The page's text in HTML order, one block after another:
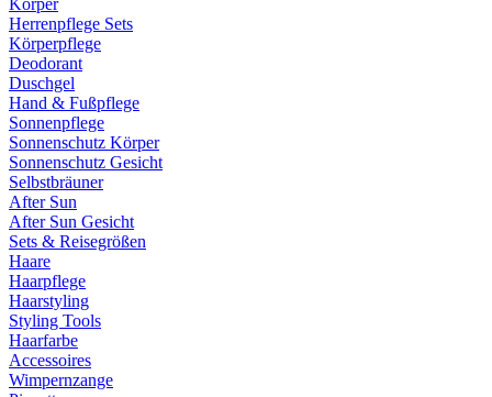
Körper
Herrenpflege Sets
Körperpflege
Deodorant
Duschgel
Hand & Fußpflege
Sonnenpflege
Sonnenschutz Körper
Sonnenschutz Gesicht
Selbstbräuner
After Sun
After Sun Gesicht
Sets & Reisegrößen
Haare
Haarpflege
Haarstyling
Styling Tools
Haarfarbe
Accessoires
Wimpernzange